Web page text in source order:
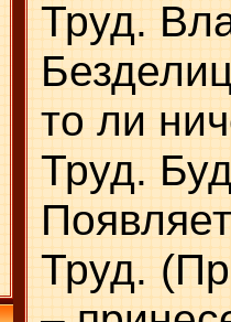
Труд.
то ли
Труд.
Труд.